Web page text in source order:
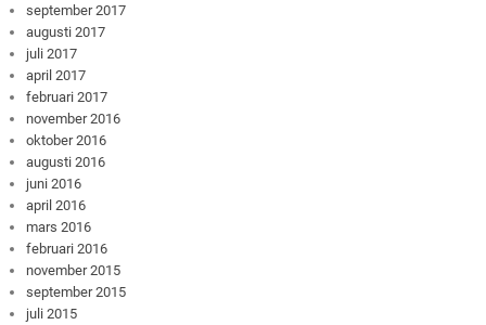
september 2017
augusti 2017
juli 2017
april 2017
februari 2017
november 2016
oktober 2016
augusti 2016
juni 2016
april 2016
mars 2016
februari 2016
november 2015
september 2015
juli 2015